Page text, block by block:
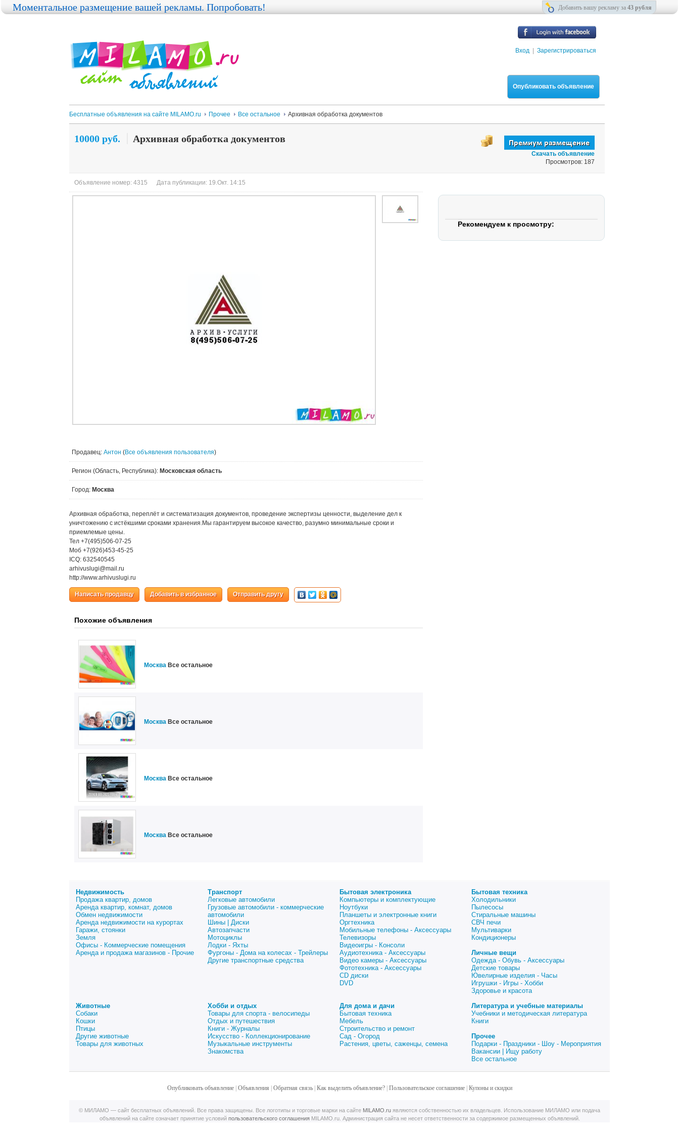
Вход Зарегистрироваться
Опубликовать объявление
Бесплатные объявления на сайте MILAMO.ru Прочее Все остальное Архивная обработка документов
10000 руб. Архивная обработка документов
Скачать объявление
Просмотров: 187
Объявление номер: 4315 Дата публикации: 19.Окт. 14:15
Продавец: Антон (Все объявления пользователя)
Регион (Область, Республика): Московская область
Город: Москва
Архивная обработка, переплёт и систематизация документов, проведение экспертизы ценности, выделение дел к
уничтожению с истёкшими сроками хранения.Мы гарантируем высокое качество, разумно минимальные сроки и
приемлемые цены.
Тел +7(495)506-07-25
Моб +7(926)453-45-25
ICQ: 632540545
arhivuslugi@mail.ru
http://www.arhivuslugi.ru
Написать продавцу Добавить в избранное Отправить другу
Похожие объявления
Москва Все остальное
Москва Все остальное
Москва Все остальное
Москва Все остальное
Моментальное размещение вашей рекламы. Попробовать! Добавить вашу рекламу за 43 рубля
Рекомендуем к просмотру:
Недвижимость
Продажа квартир, домов
Аренда квартир, комнат, домов
Обмен недвижимости
Аренда недвижимости на курортах
Гаражи, стоянки
Земля
Офисы - Коммерческие помещения
Аренда и продажа магазинов - Прочие
Транспорт
Легковые автомобили
Грузовые автомобили - коммерческие
автомобили
Шины | Диски
Автозапчасти
Мотоциклы
Лодки - Яхты
Фургоны - Дома на колесах - Трейлеры
Другие транспортные средства
Бытовая электроника
Компьютеры и комплектующие
Ноутбуки
Планшеты и электронные книги
Оргтехника
Мобильные телефоны - Аксессуары
Телевизоры
Видеоигры - Консоли
Аудиотехника - Аксессуары
Видео камеры - Аксессуары
Фототехника - Аксессуары
CD диски
DVD
Бытовая техника
Холодильники
Пылесосы
Стиральные машины
СВЧ печи
Мультиварки
Кондиционеры
Личные вещи
Одежда - Обувь - Аксессуары
Детские товары
Ювелирные изделия - Часы
Игрушки - Игры - Хобби
Здоровье и красота
Животные
Собаки
Кошки
Птицы
Другие животные
Товары для животных
Хобби и отдых
Товары для спорта - велосипеды
Отдых и путешествия
Книги - Журналы
Искусство - Коллекционирование
Музыкальные инструменты
Знакомства
Для дома и дачи
Бытовая техника
Мебель
Строительство и ремонт
Сад - Огород
Растения, цветы, саженцы, семена
Литература и учебные материалы
Учебники и методическая литература
Книги
Прочее
Подарки - Праздники - Шоу - Мероприятия
Вакансии | Ищу работу
Все остальное
Опубликовать объявление| Объявления Обратная связь| Как выделить объявление?| Пользовательское соглашение| Купоны и скидки
© МИЛАМО — сайт бесплатных объявлений. Все права защищены. Все логотипы и торговые марки на сайте MILAMO.ru являются собственностью их владельцев. Использование МИЛАМО или подача
объявлений на сайте означает принятие условий пользовательского соглашенияMILAMO.ru. Администрация сайта не несет ответственности за содержимое размещенных объявлений.